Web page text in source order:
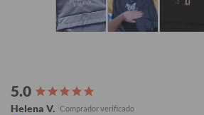
Helena V.